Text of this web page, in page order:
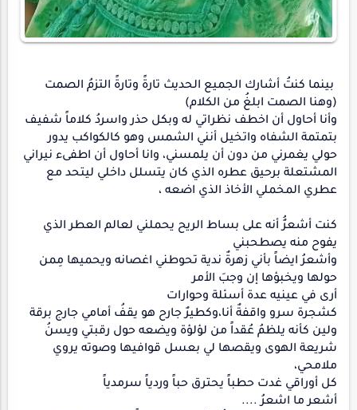
بينما كنتُ أشارك الجميع الحديث تارةً وتارةً التزمُ الصمت
(وهنا الصمت ابلغُ من الكلام)
وأنا أحاول أن اخطف نظراتي له وبكل حذر واسردُ كلاماً شفيف
بتمتمة الشفاه واتخيل أنني الشمس وهو كالكواكب يدور
حولي يغمرني من دون أن يلمسني، وانا أحاول أن اطفىء نيراني
المشتعلة برحيق عطره الذي كان يتسلل داخلي ليتحد مع
عطري المخملي الأخاذ الذي اضعه ،
كنت أشعرٌُ أنه على بساط الريح يحملني لعالم العطر الذي
يفوح منه يصطحبني
وأشعرُ ايضاً بأني زهرةٌ ندية تحوطني اغصانه ويحميها مِمن
حولها ويخبؤها إن وجبَ الأمر
أرى في عينيه عدة أسئلة وحوارات
كشجرة سرو واقفةٌ أنا،وكطيرٌ جارح هو يقفُ أمامي جارج برقة
ولين كأنه يلظمُ عُقداً من لؤلؤة ويضعه حول رقبتي ويسنُ
شريعة الهوى ويقصها لي بعسل قوافيها وصوته يروي
ملامحي،
كل أوراقي غدت حطباً يحترق حباً وردياً سرمدياً
أشعر ما اشعرُ ....